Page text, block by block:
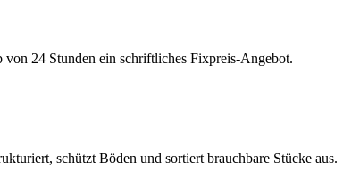
von 24 Stunden ein schriftliches Fixpreis-Angebot.
schützt Böden und sortiert brauchbare Stücke aus.